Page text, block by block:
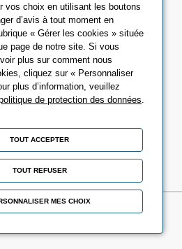
vos choix en utilisant les boutons
d’avis à tout moment en
« Gérer les cookies » située
page de notre site. Si vous
plus sur comment nous
cliquez sur « Personnaliser
plus d’information, veuillez
de protection des données.
TOUT ACCEPTER
TOUT REFUSER
MES CHOIX